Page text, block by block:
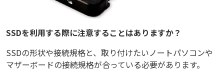
SSDを利用する際に注意することはありますか？
SSDの形状や接続規格と、取り付けたいノートパソコンや
マザーボードの接続規格が合っている必要があります。